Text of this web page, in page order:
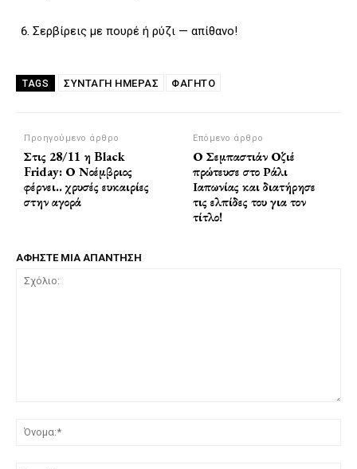
Σερβίρεις με πουρέ ή ρύζι — απίθανο!
TAGS ΣΥΝΤΑΓΗ ΗΜΕΡΑΣ ΦΑΓΗΤΌ
Προηγούμενο άρθρο
Στις 28/11 η Black
Friday: Ο Νοέμβριος
φέρνει.. χρυσές ευκαιρίες
στην αγορά
Επόμενο άρθρο
Ο Σεμπαστιάν Οζιέ
πρώτευσε στο Ράλι
Ιαπωνίας και διατήρησε
τις ελπίδες του για τον
τίτλο!
ΑΦΗΣΤΕ ΜΙΑ ΑΠΑΝΤΗΣΗ